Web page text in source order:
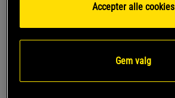
Accepter alle cookies
Gem valg